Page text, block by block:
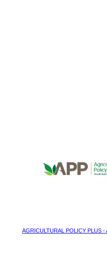
AGRICULTURAL POLICY PLUS -